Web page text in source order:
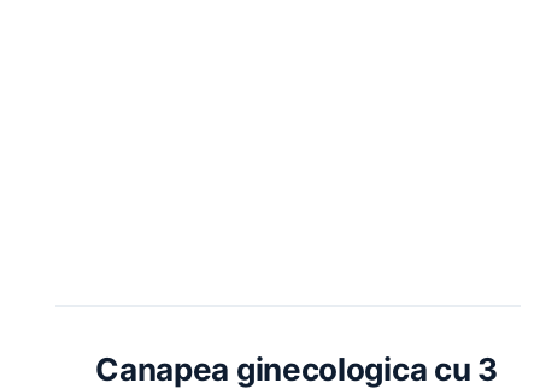
Canapea ginecologica cu 3